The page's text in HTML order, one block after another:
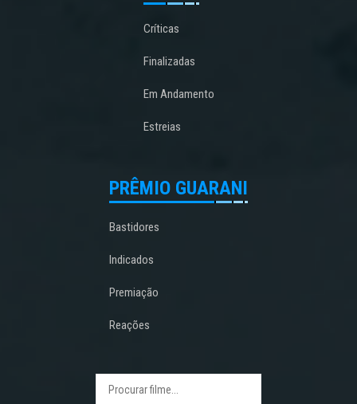
Críticas
Finalizadas
Em Andamento
Estreias
PRÊMIO GUARANI
Bastidores
Indicados
Premiação
Reações